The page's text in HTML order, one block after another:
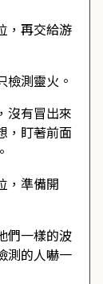
，再交給游
檢測靈火。
沒有冒出來
，盯著前面
，準備開
們一樣的波
測的人嚇一